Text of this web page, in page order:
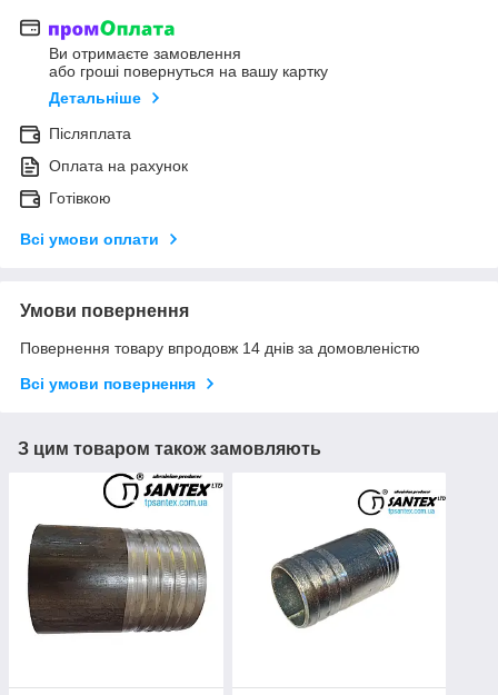
Ви отримаєте замовлення
або гроші повернуться на вашу картку
Детальніше
Післяплата
Оплата на рахунок
Готівкою
Всі умови оплати
Умови повернення
Повернення товару впродовж 14 днів за домовленістю
Всі умови повернення
З цим товаром також замовляють